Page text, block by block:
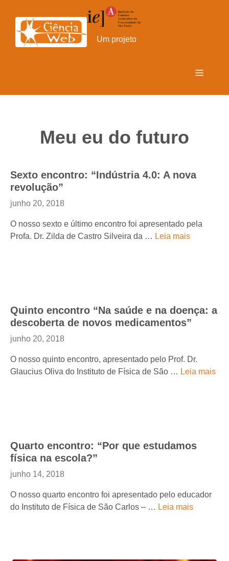
para
conteúdo
Um projeto
Menu
Meu eu do futuro
Sexto encontro: “Indústria 4.0: A nova
revolução”
junho 20, 2018
O nosso sexto e último encontro foi apresentado pela
Profa. Dr. Zilda de Castro Silveira da … Leia mais
Quinto encontro “Na saúde e na doença: a
descoberta de novos medicamentos”
junho 20, 2018
O nosso quinto encontro, apresentado pelo Prof. Dr.
Glaucius Oliva do Instituto de Física de São … Leia mais
Quarto encontro: “Por que estudamos
física na escola?”
junho 14, 2018
O nosso quarto encontro foi apresentado pelo educador
do Instituto de Física de São Carlos – … Leia mais